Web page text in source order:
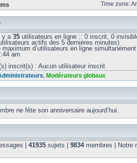
Time zone:
y a 35 utilisateurs en ligne :: 0 inscrit, 0
actifs des 5 dernières minutes)
maximum d’utilisateurs en ligne
am
inscrit(s) : Aucun utilisateur inscrit
Modérateurs globaux
ne fête son anniversaire aujourd’hui.
| 41935 sujets | 9834membres | Notre